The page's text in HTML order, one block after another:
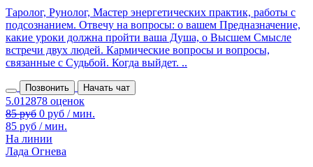
Таролог, Рунолог, Мастер энергетических практик, работы с
подсознанием. Отвечу на вопросы: о вашем Предназначение,
какие уроки должна пройти ваша Душа, о Высшем Смысле
встречи двух людей. Кармические вопросы и вопросы,
связанные с Судьбой. Когда выйдет. ..
Позвонить Начать чат
85 руб 0 руб / мин.
85 руб / мин.
На линии
Лада Огнева